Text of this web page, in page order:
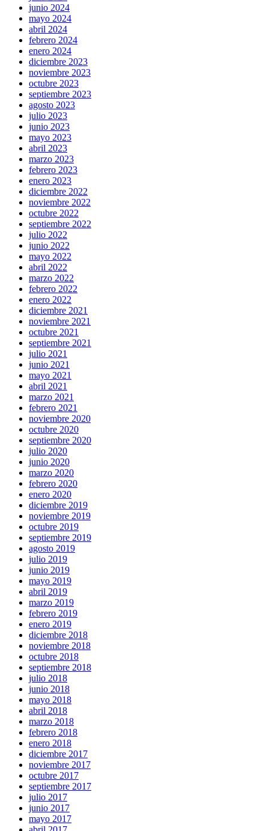
junio 2024
mayo 2024
abril 2024
febrero 2024
enero 2024
diciembre 2023
noviembre 2023
octubre 2023
septiembre 2023
agosto 2023
julio 2023
junio 2023
mayo 2023
abril 2023
marzo 2023
febrero 2023
enero 2023
diciembre 2022
noviembre 2022
octubre 2022
septiembre 2022
julio 2022
junio 2022
mayo 2022
abril 2022
marzo 2022
febrero 2022
enero 2022
diciembre 2021
noviembre 2021
octubre 2021
septiembre 2021
julio 2021
junio 2021
mayo 2021
abril 2021
marzo 2021
febrero 2021
noviembre 2020
octubre 2020
septiembre 2020
julio 2020
junio 2020
marzo 2020
febrero 2020
enero 2020
diciembre 2019
noviembre 2019
octubre 2019
septiembre 2019
agosto 2019
julio 2019
junio 2019
mayo 2019
abril 2019
marzo 2019
febrero 2019
enero 2019
diciembre 2018
noviembre 2018
octubre 2018
septiembre 2018
julio 2018
junio 2018
mayo 2018
abril 2018
marzo 2018
febrero 2018
enero 2018
diciembre 2017
noviembre 2017
octubre 2017
septiembre 2017
julio 2017
junio 2017
mayo 2017